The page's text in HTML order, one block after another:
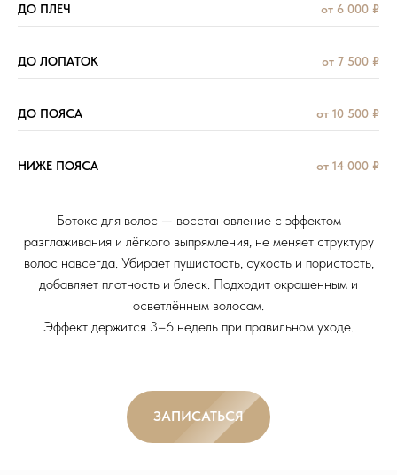
ДО ПЛЕЧ от 6 000 ₽
ДО ЛОПАТОК от 7 500 ₽
ДО ПОЯСА от 10 500 ₽
НИЖЕ ПОЯСА от 14 000 ₽
Ботокс для волос — восстановление с эффектом
разглаживания и лёгкого выпрямления, не меняет структуру
волос навсегда. Убирает пушистость, сухость и пористость,
добавляет плотность и блеск. Подходит окрашенным и
осветлённым волосам.
Эффект держится 3–6 недель при правильном уходе.
ЗАПИСАТЬСЯ